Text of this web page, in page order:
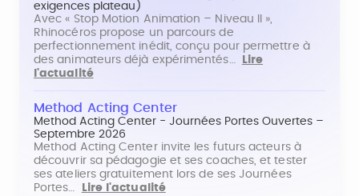
exigences plateau)
Avec « Stop Motion Animation – Niveau II »,
Rhinocéros propose un parcours de
perfectionnement inédit, conçu pour permettre à
des animateurs déjà expérimentés…
Lire
l'actualité
Method Acting Center
Method Acting Center - Journées Portes Ouvertes –
Septembre 2026
Method Acting Center invite les futurs acteurs à
découvrir sa pédagogie et ses coaches, et tester
ses ateliers gratuitement lors de ses Journées
Portes…
Lire l'actualité